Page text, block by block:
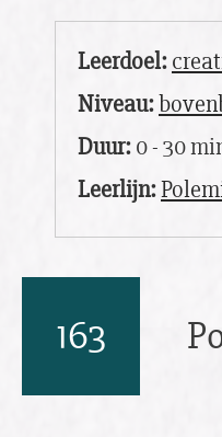
Leerdoel:
Niveau:
Duur:0 - 30
Leerlijn:
163